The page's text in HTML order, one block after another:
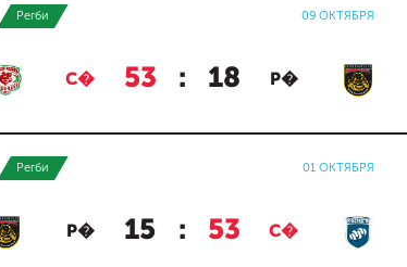
Регби 09 ОКТЯБРЯ
С� 53 : 18 Р�
Регби 01 ОКТЯБРЯ
Р� 15 : 53 С�